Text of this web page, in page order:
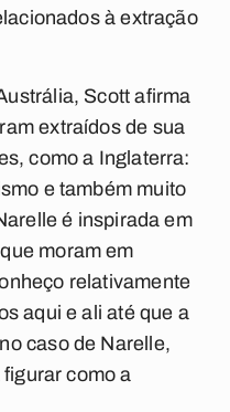
à extração
Scott afirma
extraídos de sua
como a Inglaterra:
e também muito
é inspirada em
moram em
relativamente
aqui e ali até que a
caso de Narelle,
como a